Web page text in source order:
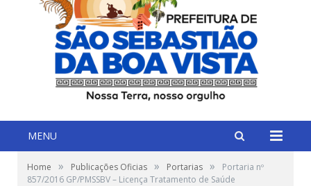
MENU
Home » Publicações Oficias » Portarias »
Portaria nº
857/2016 GP/PMSSBV – Licença Tratamento de Saúde